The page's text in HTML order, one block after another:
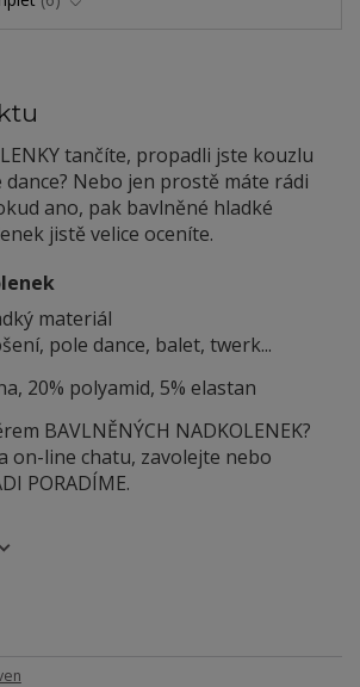
tančíte, propadli jste kouzlu
Nebo jen prostě máte rádi
ano, pak bavlněné hladké
jistě velice oceníte.
materiál
pole dance, balet, twerk...
20% polyamid, 5% elastan
BAVLNĚNÝCH NADKOLENEK?
on-line chatu, zavolejte nebo
PORADÍME.